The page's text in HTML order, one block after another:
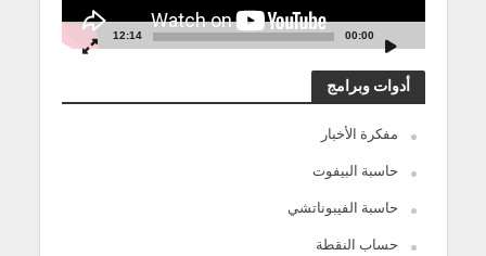
00:00
12:14
أدوات وبرامج
مفكرة الأخبار
حاسبة البيفوت
حاسبة الفيبوناتشي
حساب النقطة